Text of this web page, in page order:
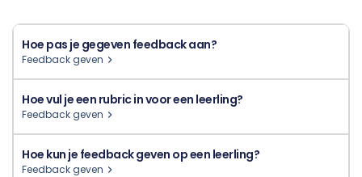
Hoe pas je gegeven feedback aan?
Feedback geven
Hoe vul je een rubric in voor een leerling?
Feedback geven
Hoe kun je feedback geven op een leerling?
Feedback geven